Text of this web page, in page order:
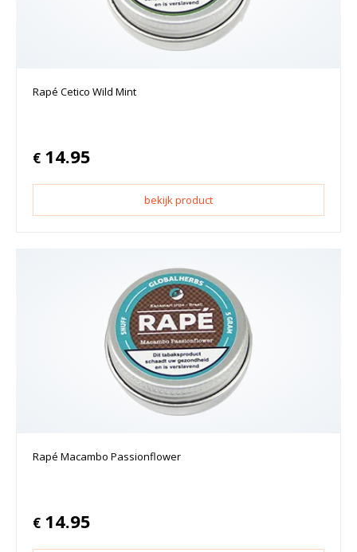
Rapé Cetico Wild Mint
€ 14.95
bekijk product
Rapé Macambo Passionflower
€ 14.95